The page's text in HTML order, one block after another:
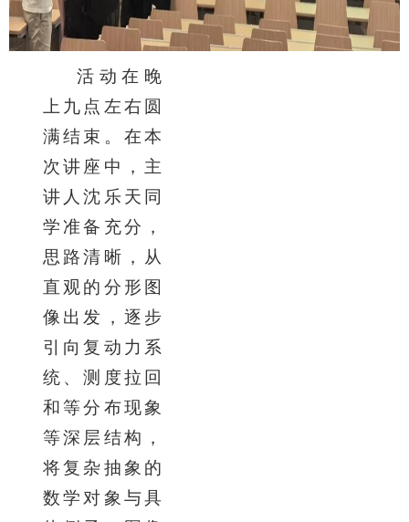
活动在晚
上九点左右圆
满结束。在本
次讲座中，主
讲人沈乐天同
学准备充分，
思路清晰，从
直观的分形图
像出发，逐步
引向复动力系
统、测度拉回
和等分布现象
等深层结构，
将复杂抽象的
数学对象与具